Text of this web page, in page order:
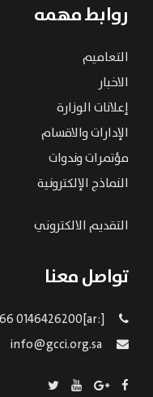
روابط مهمه
التعاميم
الاخبار
إعلانات الوزارة
الإدارات والاقسام
مؤتمرات وندوات
النماذج الإلكترونية
التقديم الالكتروني
تواصل معنا
[:ar]966146426200+[:en]+966 0146426200[:]